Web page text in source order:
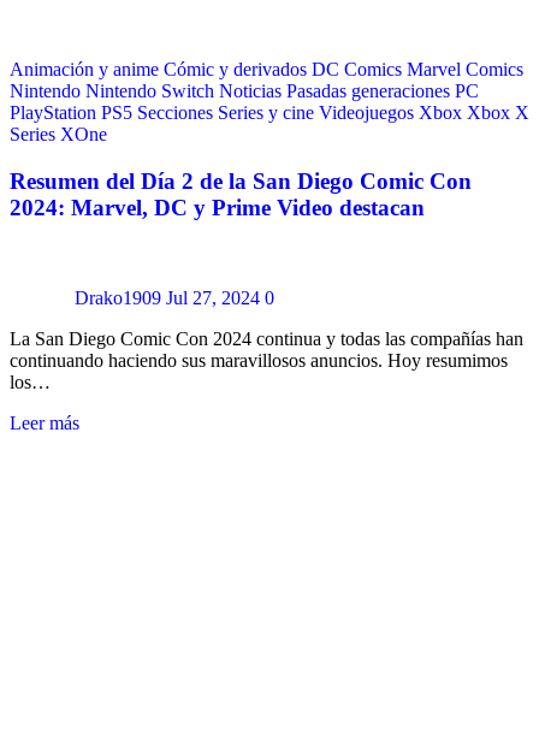
Animación y anime Cómic y derivados DC Comics Marvel Comics
Nintendo Nintendo Switch Noticias Pasadas generaciones PC
PlayStation PS5 Secciones Series y cine Videojuegos Xbox Xbox X
Series XOne
Resumen del Día 2 de la San Diego Comic Con
2024: Marvel, DC y Prime Video destacan
Drako1909 Jul 27, 2024 0
La San Diego Comic Con 2024 continua y todas las compañías han
continuando haciendo sus maravillosos anuncios. Hoy resumimos
los…
Leer más